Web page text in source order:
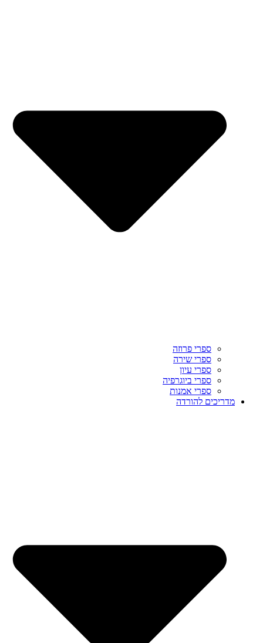
ספרי פרוזה
ספרי שירה
ספרי עיון
ספרי ביוגרפיה
ספרי אמנות
מדריכים להורדה